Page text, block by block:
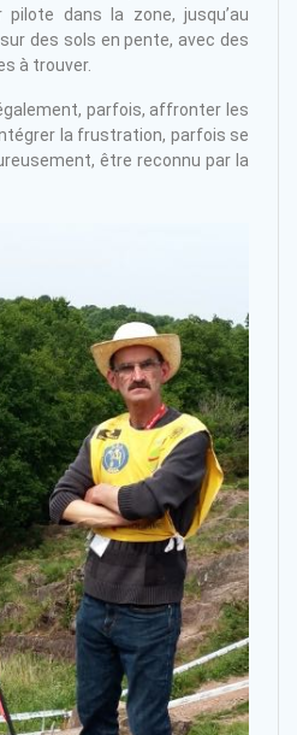
pilote dans la zone, jusqu’au
des sols en pente, avec des
à trouver.
parfois, affronter les
la frustration, parfois se
être reconnu par la